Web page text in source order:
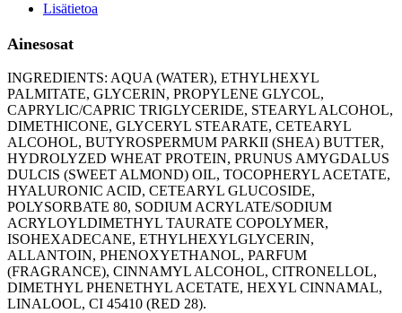
Lisätietoa
Ainesosat
INGREDIENTS: AQUA (WATER), ETHYLHEXYL
PALMITATE, GLYCERIN, PROPYLENE GLYCOL,
CAPRYLIC/CAPRIC TRIGLYCERIDE, STEARYL ALCOHOL,
DIMETHICONE, GLYCERYL STEARATE, CETEARYL
ALCOHOL, BUTYROSPERMUM PARKII (SHEA) BUTTER,
HYDROLYZED WHEAT PROTEIN, PRUNUS AMYGDALUS
DULCIS (SWEET ALMOND) OIL, TOCOPHERYL ACETATE,
HYALURONIC ACID, CETEARYL GLUCOSIDE,
POLYSORBATE 80, SODIUM ACRYLATE/SODIUM
ACRYLOYLDIMETHYL TAURATE COPOLYMER,
ISOHEXADECANE, ETHYLHEXYLGLYCERIN,
ALLANTOIN, PHENOXYETHANOL, PARFUM
(FRAGRANCE), CINNAMYL ALCOHOL, CITRONELLOL,
DIMETHYL PHENETHYL ACETATE, HEXYL CINNAMAL,
LINALOOL, CI 45410 (RED 28).